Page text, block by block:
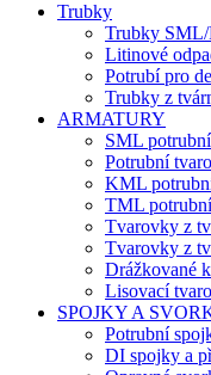
Trubky
Trubky
Litinové
Potrubí pro
Trubky z
ARMATURY
SML
Potrubní
KML
TML
Tvarovky z
Tvarovky z
Drážkované
Lisovací
SPOJKY A
Potrubní
DI spojky a